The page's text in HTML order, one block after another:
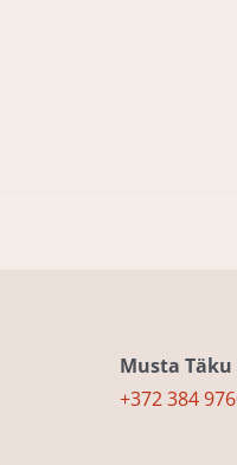
Musta Täku
+372 384